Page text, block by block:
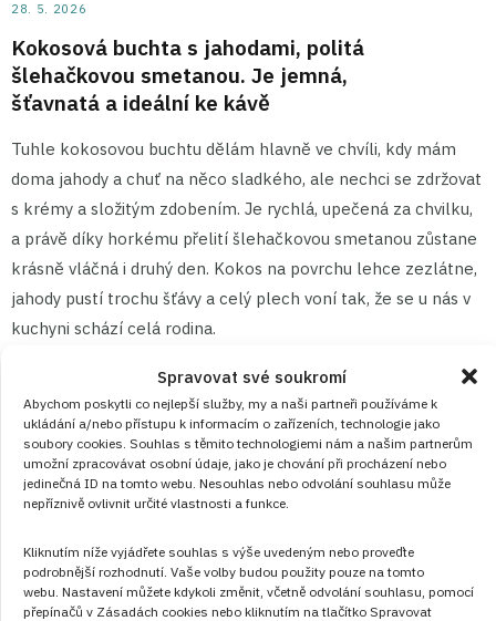
Spravovat své soukromí
Abychom poskytli co nejlepší služby, my a naši partneři používáme k
ukládání a/nebo přístupu k informacím o zařízeních, technologie jako
soubory cookies. Souhlas s těmito technologiemi nám a našim partnerům
umožní zpracovávat osobní údaje, jako je chování při procházení nebo
jedinečná ID na tomto webu. Nesouhlas nebo odvolání souhlasu může
nepříznivě ovlivnit určité vlastnosti a funkce.
Kliknutím níže vyjádřete souhlas s výše uvedeným nebo proveďte
podrobnější rozhodnutí. Vaše volby budou použity pouze na tomto
webu. Nastavení můžete kdykoli změnit, včetně odvolání souhlasu, pomocí
přepínačů v Zásadách cookies nebo kliknutím na tlačítko Spravovat
28. 5. 2026
Kokosová buchta s jahodami, politá
šlehačkovou smetanou. Je jemná,
šťavnatá a ideální ke kávě
Tuhle kokosovou buchtu dělám hlavně ve chvíli, kdy mám
doma jahody a chuť na něco sladkého, ale nechci se zdržovat
s krémy a složitým zdobením. Je rychlá, upečená za chvilku,
a právě díky horkému přelití šlehačkovou smetanou zůstane
krásně vláčná i druhý den. Kokos na povrchu lehce zezlátne,
jahody pustí trochu šťávy a celý plech voní tak, že se u nás v
kuchyni schází celá rodina.